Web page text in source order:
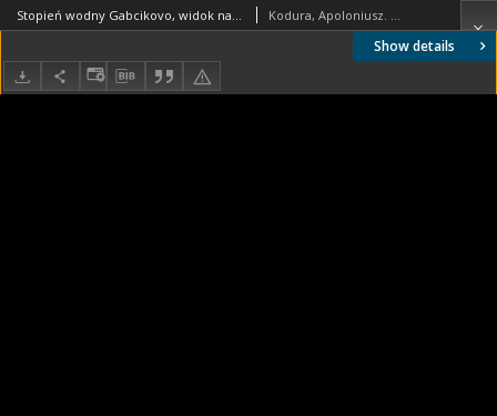
Show details
Stopień wodny Gabcikovo, widok na zamknięcie segmentowe wyposażone w klapę w górnej części od strony wody górnej, Słowacja Kodura, Apoloniusz. Fotograf